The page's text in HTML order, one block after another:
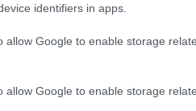
identifiers in apps.
allow Google to enable storage
allow Google to enable storage